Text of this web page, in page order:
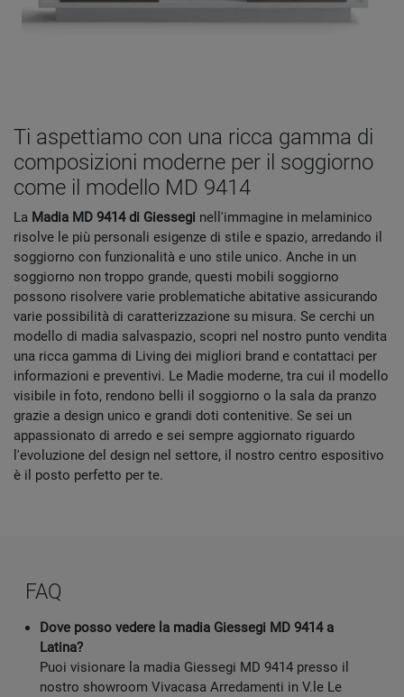
Ti aspettiamo con una ricca gamma di
composizioni moderne per il soggiorno
come il modello MD 9414
La Madia MD 9414 di Giessegi nell'immagine in melaminico
risolve le più personali esigenze di stile e spazio, arredando il
soggiorno con funzionalità e uno stile unico. Anche in un
soggiorno non troppo grande, questi mobili soggiorno
possono risolvere varie problematiche abitative assicurando
varie possibilità di caratterizzazione su misura. Se cerchi un
modello di madia salvaspazio, scopri nel nostro punto vendita
una ricca gamma di Living dei migliori brand e contattaci per
informazioni e preventivi. Le Madie moderne, tra cui il modello
visibile in foto, rendono belli il soggiorno o la sala da pranzo
grazie a design unico e grandi doti contenitive. Se sei un
appassionato di arredo e sei sempre aggiornato riguardo
l'evoluzione del design nel settore, il nostro centro espositivo
è il posto perfetto per te.
FAQ
Dove posso vedere la madia Giessegi MD 9414 a
Latina?
Puoi visionare la madia Giessegi MD 9414 presso il
nostro showroom Vivacasa Arredamenti in V.le Le